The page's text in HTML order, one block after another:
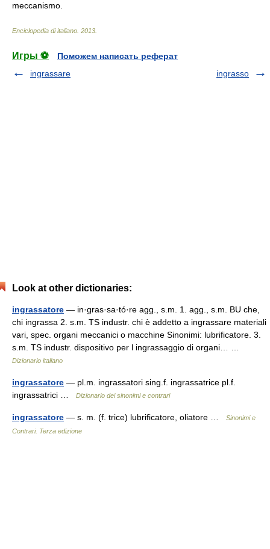
meccanismo.
Enciclopedia di italiano 2013
Игры ⚽
Поможем написать реферат
ingrassare
ingrasso
Look at other dictionaries:
ingrassatore — in·gras·sa·tó·re agg., s.m. 1. agg., s.m. BU che,
chi ingrassa 2. s.m. TS industr. chi è addetto a ingrassare materiali
vari, spec. organi meccanici o macchine Sinonimi: lubrificatore. 3.
s.m. TS industr. dispositivo per l ingrassaggio di organi… …
Dizionario italiano
ingrassatore — pl.m. ingrassatori sing.f. ingrassatrice pl.f.
ingrassatrici …
Dizionario dei sinonimi e contrari
ingrassatore — s. m. (f. trice) lubrificatore, oliatore …
Sinonimi e
Contrari. Terza edizione